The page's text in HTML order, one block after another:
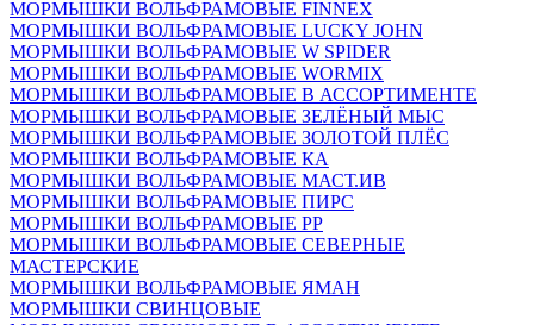
МОРМЫШКИ ВОЛЬФРАМОВЫЕ FINNEX
МОРМЫШКИ ВОЛЬФРАМОВЫЕ LUCKY JOHN
МОРМЫШКИ ВОЛЬФРАМОВЫЕ W SPIDER
МОРМЫШКИ ВОЛЬФРАМОВЫЕ WORMIX
МОРМЫШКИ ВОЛЬФРАМОВЫЕ В АССОРТИМЕНТЕ
МОРМЫШКИ ВОЛЬФРАМОВЫЕ ЗЕЛЁНЫЙ МЫС
МОРМЫШКИ ВОЛЬФРАМОВЫЕ ЗОЛОТОЙ ПЛЁС
МОРМЫШКИ ВОЛЬФРАМОВЫЕ КА
МОРМЫШКИ ВОЛЬФРАМОВЫЕ МАСТ.ИВ
МОРМЫШКИ ВОЛЬФРАМОВЫЕ ПИРС
МОРМЫШКИ ВОЛЬФРАМОВЫЕ РР
МОРМЫШКИ ВОЛЬФРАМОВЫЕ СЕВЕРНЫЕ
МАСТЕРСКИЕ
МОРМЫШКИ ВОЛЬФРАМОВЫЕ ЯМАН
МОРМЫШКИ СВИНЦОВЫЕ